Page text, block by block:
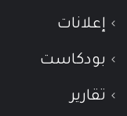
إعلانات
بودكاست
تقارير